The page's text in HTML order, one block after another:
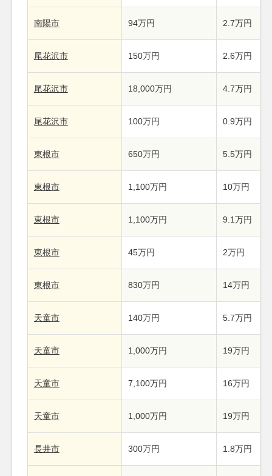
南陽市 94万円 2.7万円
尾花沢市 150万円 2.6万円
尾花沢市 18,000万円 4.7万円
尾花沢市 100万円 0.9万円
東根市 650万円 5.5万円
東根市 1,100万円 10万円
東根市 1,100万円 9.1万円
東根市 45万円 2万円
東根市 830万円 14万円
天童市 140万円 5.7万円
天童市 1,000万円 19万円
天童市 7,100万円 16万円
天童市 1,000万円 19万円
長井市 300万円 1.8万円